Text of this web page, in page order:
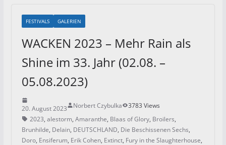
FESTIVALS GALERIEN
WACKEN 2023 – Mehr Rain als
Shine im 33. Jahr (02.08. –
05.08.2023)
20. August 2023 Norbert Czybulka
3783 Views
2023, alestorm, Amaranthe, Blaas of Glory, Broilers,
Brunhilde, Delain, DEUTSCHLAND, Die Beschissenen Sechs,
Doro, Ensiferum, Erik Cohen, Extinct, Fury in the Slaughterhouse,